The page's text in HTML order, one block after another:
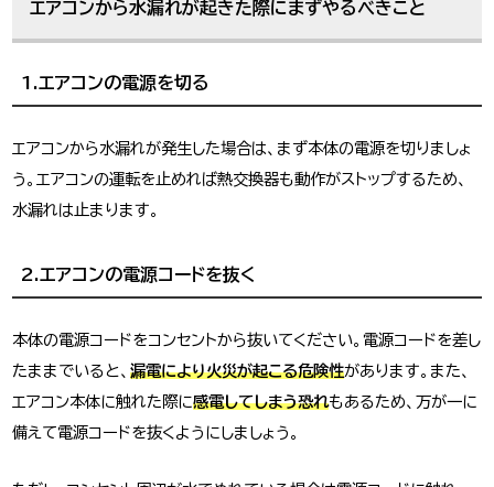
エアコンから水漏れが起きた際にまずやるべきこと
1.エアコンの電源を切る
エアコンから水漏れが発生した場合は、まず本体の電源を切りましょ
う。エアコンの運転を止めれば熱交換器も動作がストップするため、
水漏れは止まります。
2.エアコンの電源コードを抜く
本体の電源コードをコンセントから抜いてください。電源コードを差し
たままでいると、漏電により火災が起こる危険性があります。また、
エアコン本体に触れた際に感電してしまう恐れもあるため、万が一に
備えて電源コードを抜くようにしましょう。